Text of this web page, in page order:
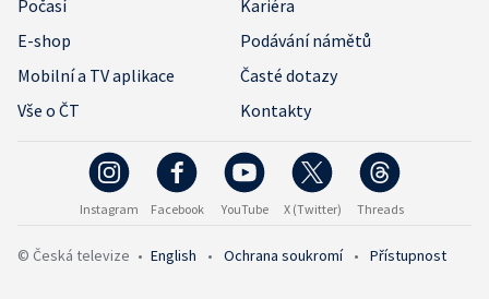
Počasí
Kariéra
E-shop
Podávání námětů
Mobilní a TV aplikace
Časté dotazy
Vše o ČT
Kontakty
Instagram Facebook YouTube X (Twitter) Threads
© Česká televize • English • Ochrana soukromí • Přístupnost